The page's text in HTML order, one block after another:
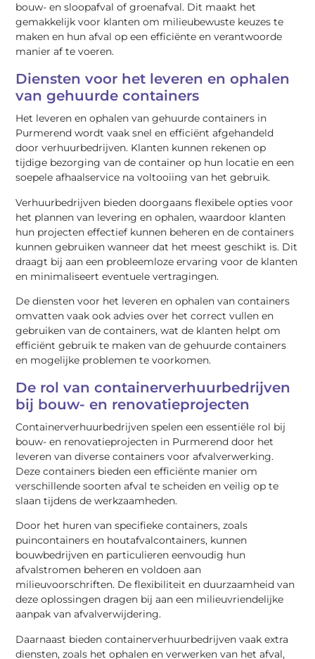
bouw- en sloopafval of groenafval. Dit maakt het
gemakkelijk voor klanten om milieubewuste keuzes te
maken en hun afval op een efficiënte en verantwoorde
manier af te voeren.
Diensten voor het leveren en ophalen
van gehuurde containers
Het leveren en ophalen van gehuurde containers in
Purmerend wordt vaak snel en efficiënt afgehandeld
door verhuurbedrijven. Klanten kunnen rekenen op
tijdige bezorging van de container op hun locatie en een
soepele afhaalservice na voltooiing van het gebruik.
Verhuurbedrijven bieden doorgaans flexibele opties voor
het plannen van levering en ophalen, waardoor klanten
hun projecten effectief kunnen beheren en de containers
kunnen gebruiken wanneer dat het meest geschikt is. Dit
draagt bij aan een probleemloze ervaring voor de klanten
en minimaliseert eventuele vertragingen.
De diensten voor het leveren en ophalen van containers
omvatten vaak ook advies over het correct vullen en
gebruiken van de containers, wat de klanten helpt om
efficiënt gebruik te maken van de gehuurde containers
en mogelijke problemen te voorkomen.
De rol van containerverhuurbedrijven
bij bouw- en renovatieprojecten
Containerverhuurbedrijven spelen een essentiële rol bij
bouw- en renovatieprojecten in Purmerend door het
leveren van diverse containers voor afvalverwerking.
Deze containers bieden een efficiënte manier om
verschillende soorten afval te scheiden en veilig op te
slaan tijdens de werkzaamheden.
Door het huren van specifieke containers, zoals
puincontainers en houtafvalcontainers, kunnen
bouwbedrijven en particulieren eenvoudig hun
afvalstromen beheren en voldoen aan
milieuvoorschriften. De flexibiliteit en duurzaamheid van
deze oplossingen dragen bij aan een milieuvriendelijke
aanpak van afvalverwijdering.
Daarnaast bieden containerverhuurbedrijven vaak extra
diensten, zoals het ophalen en verwerken van het afval,